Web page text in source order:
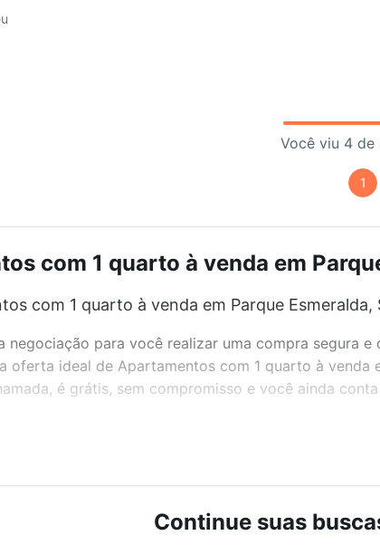
Você viu 4 de
1
com 1 quarto à venda em
com 1 quarto à venda em Parque Esmeralda,
negociação para você realizar uma compra segura
oferta ideal de Apartamentos com 1 quarto à venda
é grátis, sem compromisso e você ainda
pesquisar por ruas, bairros e até condomínios
perfeitamente com o preço, metragem e
em Parque Esmeralda, Sorocaba, SP ideal para
Continue suas